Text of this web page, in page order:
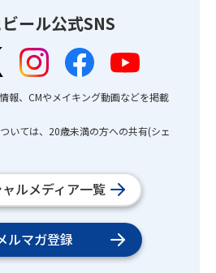
ール公式SNS
報、CMやメイキング動画などを掲載
いては、20歳未満の方への共有(シェ
ルメディア一覧
ルマガ登録